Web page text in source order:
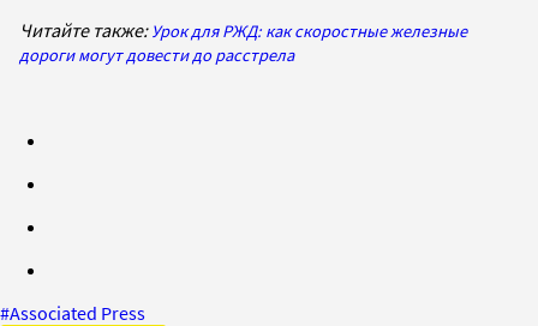
Читайте также:Урок для РЖД: как скоростные железные
дороги могут довести до расстрела
#Associated Press